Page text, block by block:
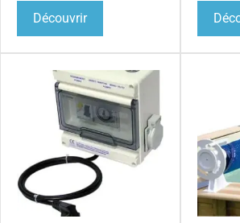
Découvrir